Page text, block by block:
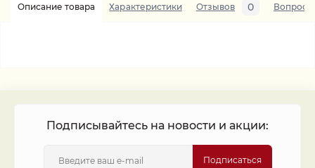
Описание товара Характеристики Отзывов 0 Вопросы
Подписывайтесь на новости и акции:
Подписаться